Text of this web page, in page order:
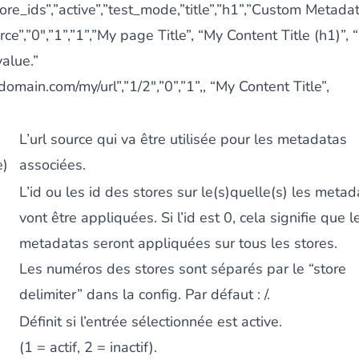
page Title”, “My Content Title (h1)”,
my/url”,”1/2",”0”,”1”,, “My Content Title”,
L’url source qui va être utilisée pour les metadatas
associées.
L’id ou les id des stores sur le(s)quelle(s) les
vont être appliquées. Si l’id est 0, cela signifie que
metadatas seront appliquées sur tous les stores.
Les numéros des stores sont séparés par le “store
delimiter” dans la config. Par défaut : /.
Définit si l’entrée sélectionnée est active.
(1 = actif, 2 = inactif).